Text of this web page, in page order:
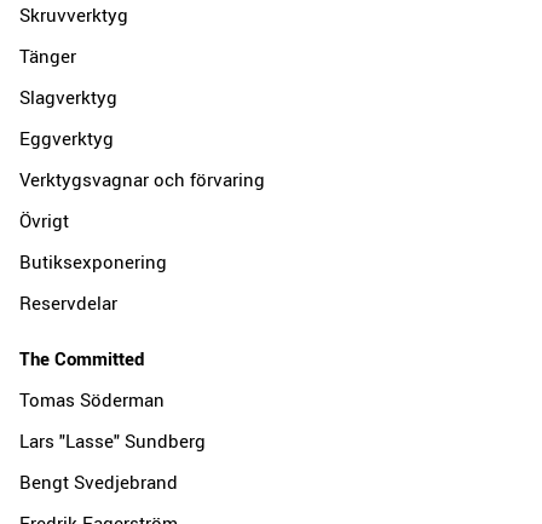
Skruvverktyg
Tänger
Slagverktyg
Eggverktyg
Verktygsvagnar och förvaring
Övrigt
Butiksexponering
Reservdelar
The Committed
Tomas Söderman
Lars "Lasse" Sundberg
Bengt Svedjebrand